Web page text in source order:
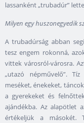
lassanként „trubadúr”
Milyen egy huszonegyedik
A trubadúrság abban
tesz engem rokonná,
vittek városról-városra.
„utazó népművelő”.
meséket, énekeket,
a gyerekeket és
ajándékba. Az alapötlet
értékeljük a másokét.